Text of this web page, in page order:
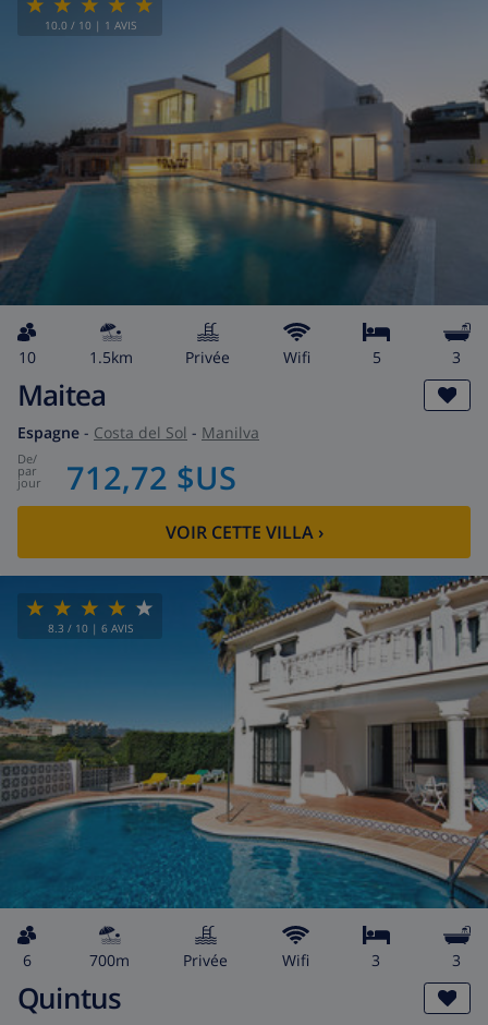
10.0 / 10 | 1 AVIS
10 1.5km privée wifi 5 3
Maitea
Espagne - Costa del Sol - Manilva
de/
par
jour 712,72 $US
VOIR CETTE VILLA›
8.3 / 10 | 6 AVIS
6 700m privée wifi 3 3
Quintus